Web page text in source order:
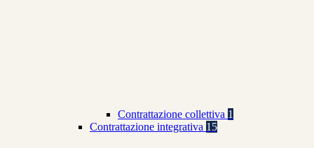
Contrattazione collettiva 1
Contrattazione integrativa 15